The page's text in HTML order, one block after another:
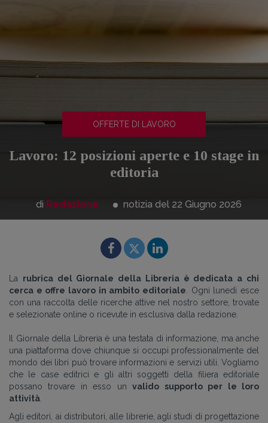
OFFERTE DI LAVORO
Lavoro: 12 posizioni aperte e 10 stage in
editoria
di Redazione notizia del 22 Giugno 2026
La rubrica del Giornale della Libreria è dedicata a chi
cerca e offre lavoro in ambito editoriale . Ogni lunedì esce
con una raccolta delle ricerche attive nel nostro settore, trovate
e selezionate online o ricevute in esclusiva dalla redazione.
Il Giornale della Libreria è una testata di informazione, ma anche
una piattaforma dove chiunque si occupi professionalmente del
mondo dei libri può trovare informazioni e servizi utili. Vogliamo
che le case editrici e gli altri soggetti della filiera editoriale
possano trovare in esso unvalido supporto per le loro
attività
Agli editori, ai distributori, alle librerie, agli studi di progettazione